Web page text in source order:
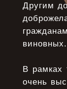
Другим
виновных.
В рамках
очень